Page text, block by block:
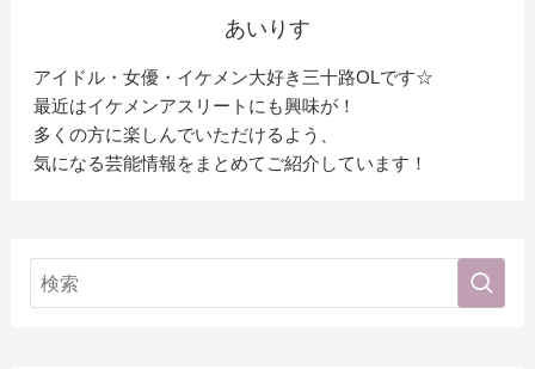
あいりす
アイドル・女優・イケメン大好き三十路OLです☆
最近はイケメンアスリートにも興味が！
多くの方に楽しんでいただけるよう、
気になる芸能情報をまとめてご紹介しています！